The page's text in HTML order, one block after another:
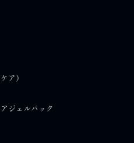
ア）
ジェルパック